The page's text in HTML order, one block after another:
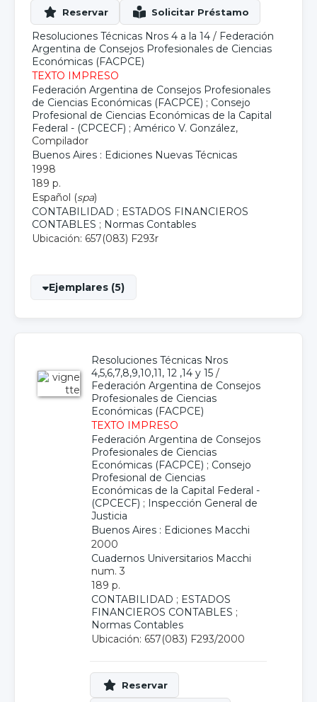
Resoluciones Técnicas Nros 4 a la 14 / Federación
Argentina de Consejos Profesionales de Ciencias
Económicas (FACPCE)
TEXTO IMPRESO
Federación Argentina de Consejos Profesionales
de Ciencias Económicas (FACPCE) ; Consejo
Profesional de Ciencias Económicas de la Capital
Federal - (CPCECF) ; Américo V. González,
Compilador
Buenos Aires : Ediciones Nuevas Técnicas
1998
189 p.
Español (spa)
CONTABILIDAD ; ESTADOS FINANCIEROS
CONTABLES ; Normas Contables
Ubicación: 657(083) F293r
Ejemplares (5)
Resoluciones Técnicas Nros
4,5,6,7,8,9,10,11, 12 ,14 y 15 /
Federación Argentina de Consejos
Profesionales de Ciencias
Económicas (FACPCE)
TEXTO IMPRESO
Federación Argentina de Consejos
Profesionales de Ciencias
Económicas (FACPCE) ; Consejo
Profesional de Ciencias
Económicas de la Capital Federal -
(CPCECF) ; Inspección General de
Justicia
Buenos Aires : Ediciones Macchi
2000
Cuadernos Universitarios Macchi
num. 3
189 p.
CONTABILIDAD ; ESTADOS
FINANCIEROS CONTABLES ;
Normas Contables
Ubicación: 657(083) F293/2000